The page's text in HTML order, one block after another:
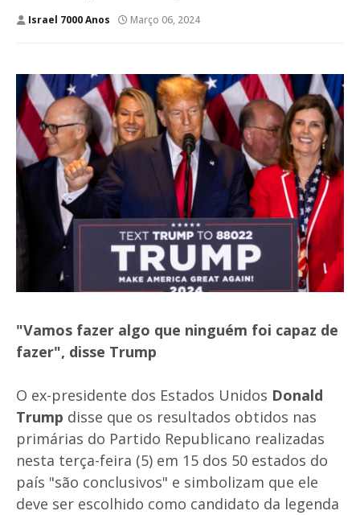
Israel 7000 Anos Março 06, 2024
"Vamos fazer algo que ninguém foi capaz de
fazer", disse Trump
O ex-presidente dos Estados Unidos Donald
Trump disse que os resultados obtidos nas
primárias do Partido Republicano realizadas
nesta terça-feira (5) em 15 dos 50 estados do
país "são conclusivos" e simbolizam que ele
deve ser escolhido como candidato da legenda